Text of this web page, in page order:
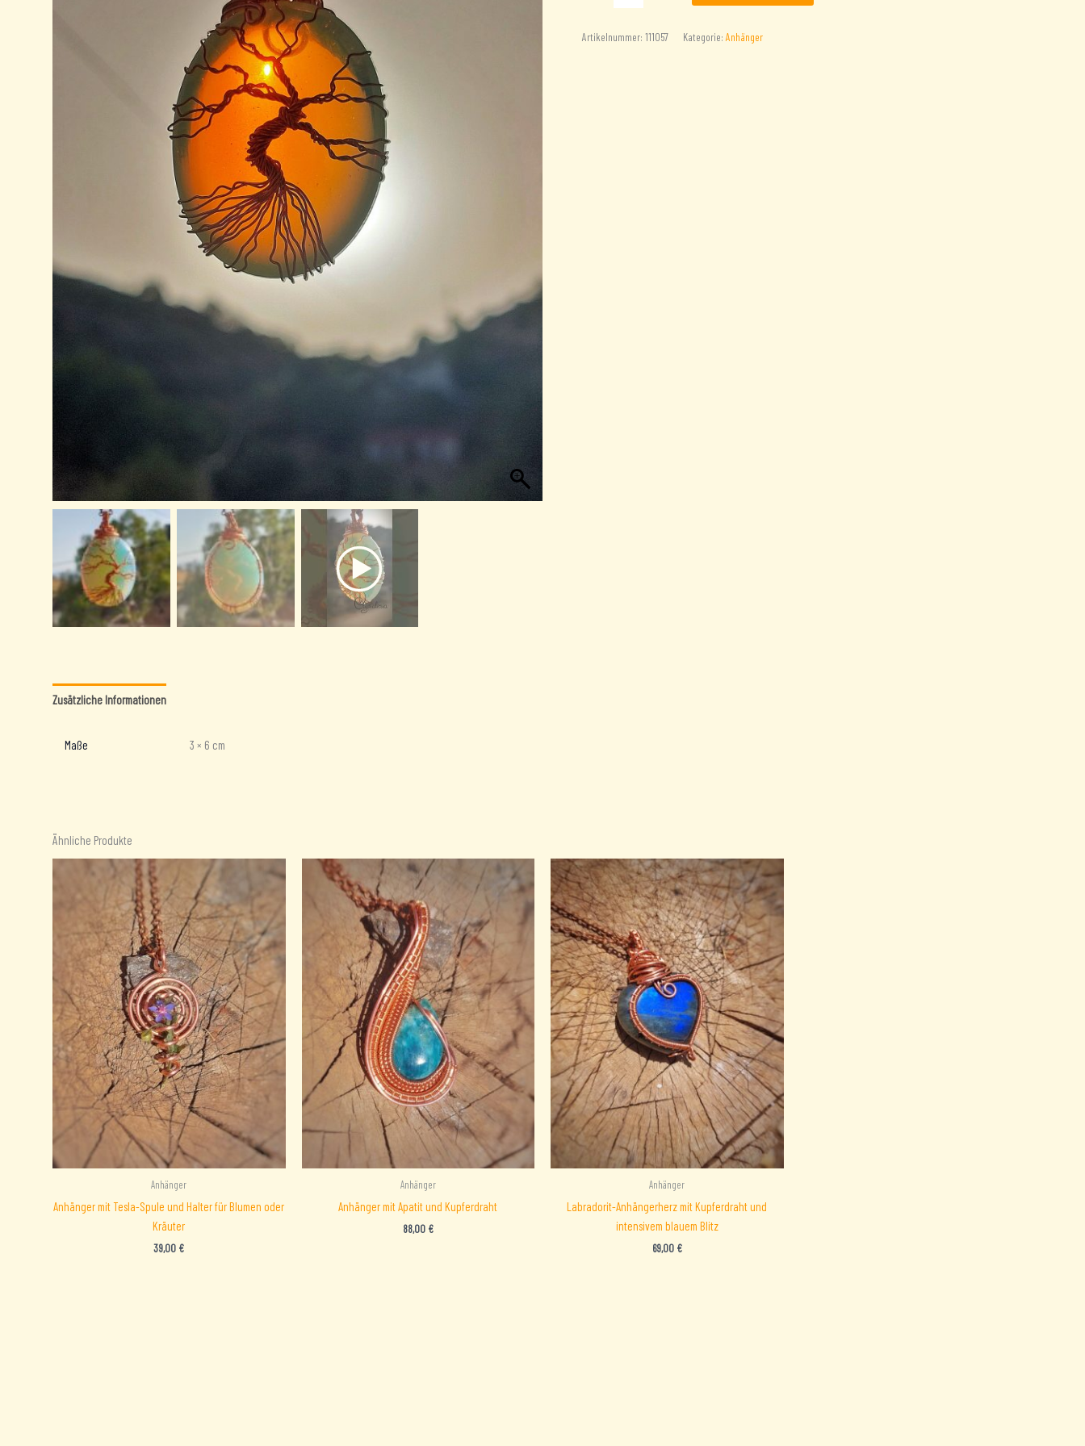
Artikelnummer: 111057 Kategorie: Anhänger
Zusätzliche Informationen
Maße 3 × 6 cm
Ähnliche Produkte
Anhänger
Anhänger mit Tesla-Spule und Halter für Blumen oder
Kräuter
39,00 €
Anhänger
Anhänger mit Apatit und Kupferdraht
88,00 €
Anhänger
Labradorit-Anhängerherz mit Kupferdraht und
intensivem blauem Blitz
69,00 €